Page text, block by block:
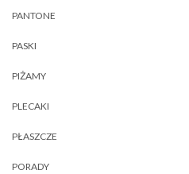
PANTONE
PASKI
PIŻAMY
PLECAKI
PŁASZCZE
PORADY